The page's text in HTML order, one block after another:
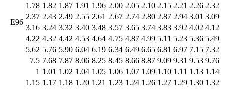
E96
2.32
2.26
2.21
2.15
2.10
2.05
2.00
1.96
1.91
1.87
1.82
1.78
3.09
3.01
2.94
2.87
2.80
2.74
2.67
2.61
2.55
2.49
2.43
2.37
4.12
4.02
3.92
3.83
3.74
3.65
3.57
3.48
3.40
3.32
3.24
3.16
5.49
5.36
5.23
5.11
4.99
4.87
4.75
4.64
4.53
4.42
4.32
4.22
7.32
7.15
6.97
6.81
6.65
6.49
6.34
6.19
6.04
5.90
5.76
5.62
9.76
9.53
9.31
9.09
8.87
8.66
8.45
8.25
8.06
7.87
7.68
7.5
1.14
1.13
1.11
1.10
1.09
1.07
1.06
1.05
1.04
1.02
1.01
1
1.32
1.30
1.29
1.27
1.26
1.24
1.23
1.21
1.20
1.18
1.17
1.15